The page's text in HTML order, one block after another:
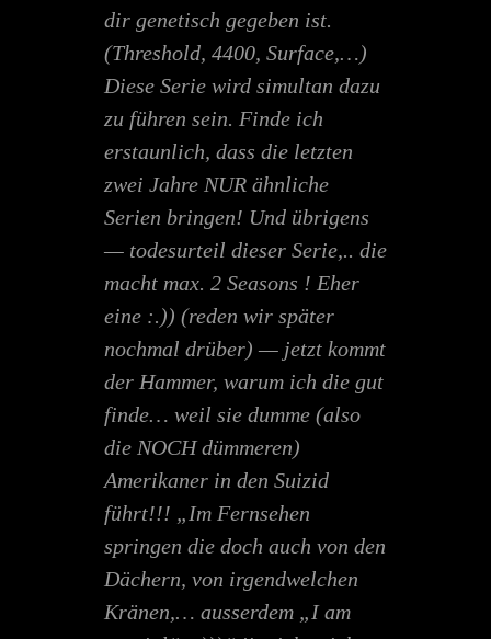
dir genetisch gegeben ist.
(Threshold, 4400, Surface,…)
Diese Serie wird simultan dazu
zu führen sein. Finde ich
erstaunlich, dass die letzten
zwei Jahre NUR ähnliche
Serien bringen! Und übrigens
— todesurteil dieser Serie,.. die
macht max. 2 Seasons ! Eher
eine :.)) (reden wir später
nochmal drüber) — jetzt kommt
der Hammer, warum ich die gut
finde… weil sie dumme (also
die NOCH dümmeren)
Amerikaner in den Suizid
führt!!! „Im Fernsehen
springen die doch auch von den
Dächern, von irgendwelchen
Kränen,… ausserdem „I am